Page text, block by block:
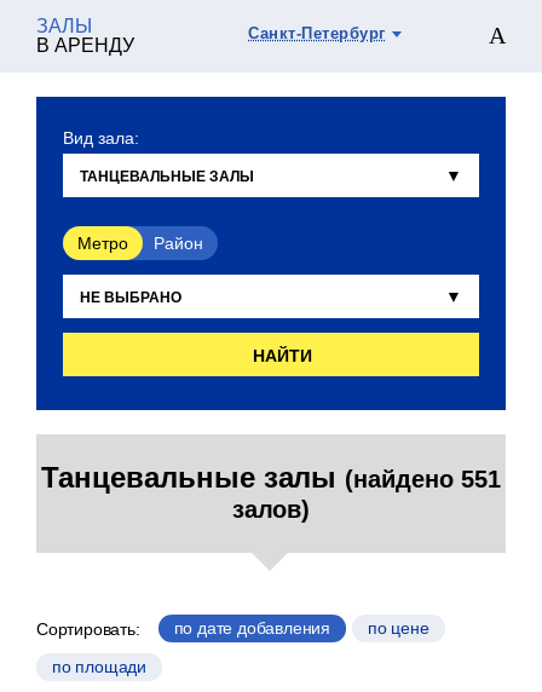
ЗАЛЫ
В АРЕНДУ
Санкт-Петербург
Вид зала:
Метро Район
НАЙТИ
Танцевальные залы (найдено 551
залов)
Сортировать: по дате добавления
по цене
по площади